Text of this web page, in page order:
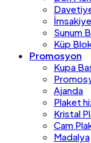
Sunum
Küp
Promosyon
Kupa
Ajanda
Plaket
Kristal
Cam
Madalya